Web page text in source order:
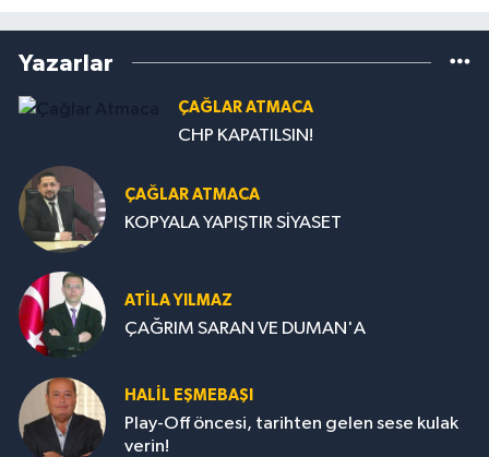
Yazarlar
ÇAĞLAR ATMACA
CHP KAPATILSIN!
ÇAĞLAR ATMACA
KOPYALA YAPIŞTIR SİYASET
ATILA YILMAZ
ÇAĞRIM SARAN VE DUMAN'A
HALIL EŞMEBAŞI
Play-Off öncesi, tarihten gelen sese kulak
verin!